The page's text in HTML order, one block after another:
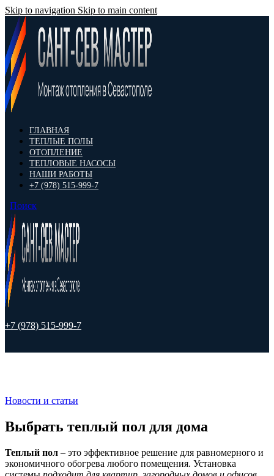
Skip to navigation Skip to main content
ГЛАВНАЯ
ТЕПЛЫЕ ПОЛЫ
ОТОПЛЕНИЕ
ТЕПЛОВЫЕ НАСОСЫ
НАШИ РАБОТЫ
+7 (978) 515-999-7
Поиск
+7 (978) 515-999-7
Новости и статьи
Выбрать теплый пол для дома
Теплый пол – это эффективное решение для равномерного и
экономичного обогрева любого помещения. Установка